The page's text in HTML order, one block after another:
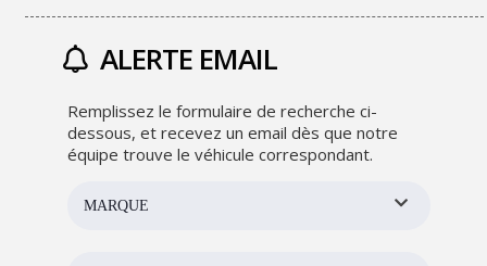
ALERTE EMAIL
Remplissez le formulaire de recherche ci-
dessous, et recevez un email dès que notre
équipe trouve le véhicule correspondant.
MARQUE